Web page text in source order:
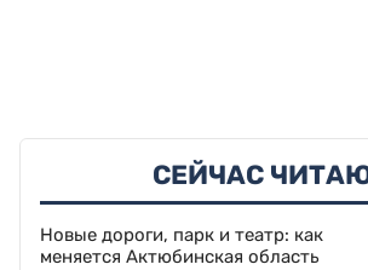
СЕЙЧАС
Новые дороги, парк и театр: как
меняется Актюбинская область